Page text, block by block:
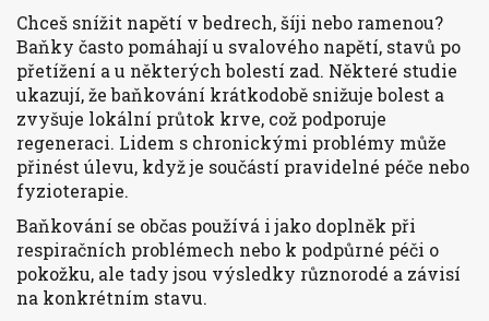
Chceš snížit napětí v bedrech, šíji nebo ramenou?
Baňky často pomáhají u svalového napětí, stavů po
přetížení a u některých bolestí zad. Některé studie
ukazují, že baňkování krátkodobě snižuje bolest a
zvyšuje lokální průtok krve, což podporuje
regeneraci. Lidem s chronickými problémy může
přinést úlevu, když je součástí pravidelné péče nebo
fyzioterapie.
Baňkování se občas používá i jako doplněk při
respiračních problémech nebo k podpůrné péči o
pokožku, ale tady jsou výsledky různorodé a závisí
na konkrétním stavu.